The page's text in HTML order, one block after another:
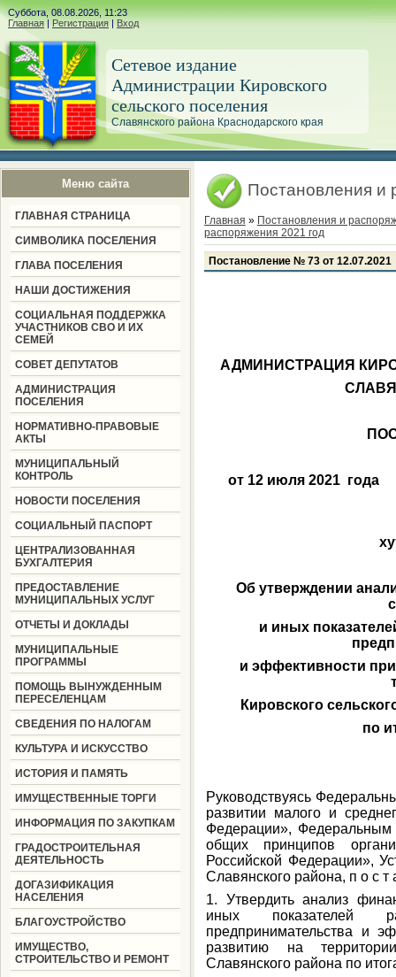
Суббота, 08.08.2026, 11:23
Главная | Регистрация | Вход
Сетевое издание
Администрации Кировского
сельского поселения
Славянского района Краснодарского края
Меню сайта
ГЛАВНАЯ СТРАНИЦА
СИМВОЛИКА ПОСЕЛЕНИЯ
ГЛАВА ПОСЕЛЕНИЯ
НАШИ ДОСТИЖЕНИЯ
СОЦИАЛЬНАЯ ПОДДЕРЖКА
УЧАСТНИКОВ СВО И ИХ
СЕМЕЙ
СОВЕТ ДЕПУТАТОВ
АДМИНИСТРАЦИЯ
ПОСЕЛЕНИЯ
НОРМАТИВНО-ПРАВОВЫЕ
АКТЫ
МУНИЦИПАЛЬНЫЙ
КОНТРОЛЬ
НОВОСТИ ПОСЕЛЕНИЯ
СОЦИАЛЬНЫЙ ПАСПОРТ
ЦЕНТРАЛИЗОВАННАЯ
БУХГАЛТЕРИЯ
ПРЕДОСТАВЛЕНИЕ
МУНИЦИПАЛЬНЫХ УСЛУГ
ОТЧЕТЫ И ДОКЛАДЫ
МУНИЦИПАЛЬНЫЕ
ПРОГРАММЫ
ПОМОЩЬ ВЫНУЖДЕННЫМ
ПЕРЕСЕЛЕНЦАМ
СВЕДЕНИЯ ПО НАЛОГАМ
КУЛЬТУРА И ИСКУССТВО
ИСТОРИЯ И ПАМЯТЬ
ИМУЩЕСТВЕННЫЕ ТОРГИ
ИНФОРМАЦИЯ ПО ЗАКУПКАМ
ГРАДОСТРОИТЕЛЬНАЯ
ДЕЯТЕЛЬНОСТЬ
ДОГАЗИФИКАЦИЯ
НАСЕЛЕНИЯ
БЛАГОУСТРОЙСТВО
ИМУЩЕСТВО,
СТРОИТЕЛЬСТВО И РЕМОНТ
Постановления и
Главная » Постановления и
распоряжения 2021 год
Постановление № 73 от 12.07.2021
АДМИНИСТРАЦИЯ
от 12
Об утверждении
и иных
и эффективности
Кировского
по
Руководствуясь
развитии малого и
Федерации»,
общих принципов
Российской Федерации»,
Славянского района, п о с т
1. Утвердить анализ
иных показателей
предпринимательства и
развитию на
Славянского района по